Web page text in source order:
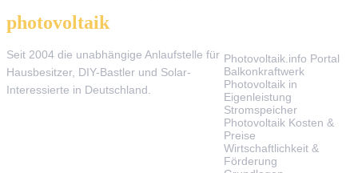
photovoltaik
Seit 2004 die unabhängige Anlaufstelle für
Hausbesitzer, DIY-Bastler und Solar-
Interessierte in Deutschland.
Photovoltaik.info Portal
Balkonkraftwerk
Photovoltaik in
Eigenleistung
Stromspeicher
Photovoltaik Kosten &
Preise
Wirtschaftlichkeit &
Förderung